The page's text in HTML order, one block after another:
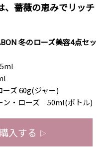
、薔薇の恵みでリッチ
冬のローズ美容4点セッ
ズ 60g(ジャー)
ン・ローズ 50ml(ボトル)
入する ▷